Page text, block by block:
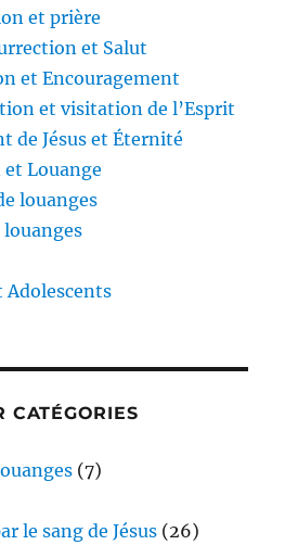
et prière
et Salut
et Encouragement
et visitation de l’Esprit
de Jésus et Éternité
Louange
louanges
louanges
CATÉGORIES
(7)
le sang de Jésus (26)